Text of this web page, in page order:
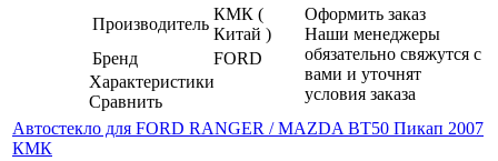
Производитель
КМК (
Китай )
Бренд
FORD
Характеристики
Сравнить
Оформить заказ
Наши менеджеры
обязательно свяжутся с
вами и уточнят
условия заказа
Автостекло для FORD RANGER / MAZDA BT50 Пикап 2007
КМК